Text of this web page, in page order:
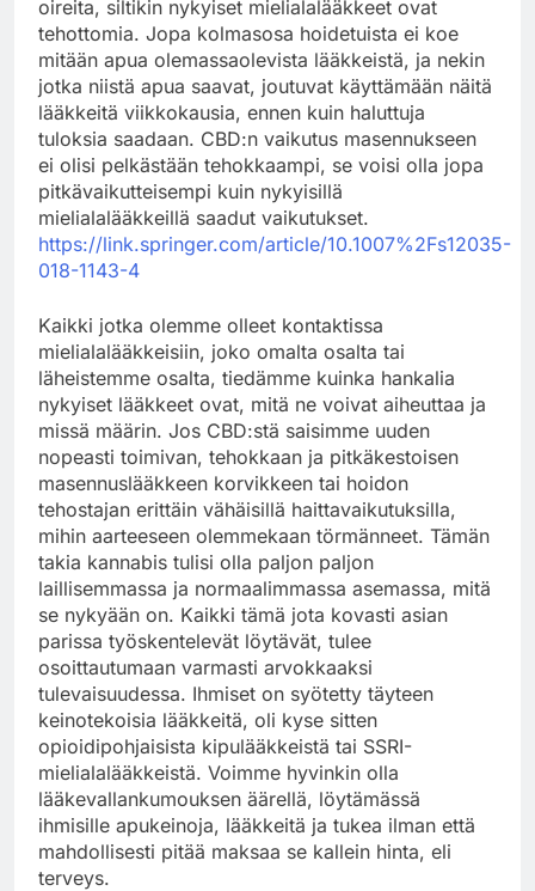
oireita, siltikin nykyiset mielialalääkkeet ovat
tehottomia. Jopa kolmasosa hoidetuista ei koe
mitään apua olemassaolevista lääkkeistä, ja nekin
jotka niistä apua saavat, joutuvat käyttämään näitä
lääkkeitä viikkokausia, ennen kuin haluttuja
tuloksia saadaan. CBD:n vaikutus masennukseen
ei olisi pelkästään tehokkaampi, se voisi olla jopa
pitkävaikutteisempi kuin nykyisillä
mielialalääkkeillä saadut vaikutukset.
https://link.springer.com/article/10.1007%2Fs12035-
018-1143-4
Kaikki jotka olemme olleet kontaktissa
mielialalääkkeisiin, joko omalta osalta tai
läheistemme osalta, tiedämme kuinka hankalia
nykyiset lääkkeet ovat, mitä ne voivat aiheuttaa ja
missä määrin. Jos CBD:stä saisimme uuden
nopeasti toimivan, tehokkaan ja pitkäkestoisen
masennuslääkkeen korvikkeen tai hoidon
tehostajan erittäin vähäisillä haittavaikutuksilla,
mihin aarteeseen olemmekaan törmänneet. Tämän
takia kannabis tulisi olla paljon paljon
laillisemmassa ja normaalimmassa asemassa, mitä
se nykyään on. Kaikki tämä jota kovasti asian
parissa työskentelevät löytävät, tulee
osoittautumaan varmasti arvokkaaksi
tulevaisuudessa. Ihmiset on syötetty täyteen
keinotekoisia lääkkeitä, oli kyse sitten
opioidipohjaisista kipulääkkeistä tai SSRI-
mielialalääkkeistä. Voimme hyvinkin olla
lääkevallankumouksen äärellä, löytämässä
ihmisille apukeinoja, lääkkeitä ja tukea ilman että
mahdollisesti pitää maksaa se kallein hinta, eli
terveys.